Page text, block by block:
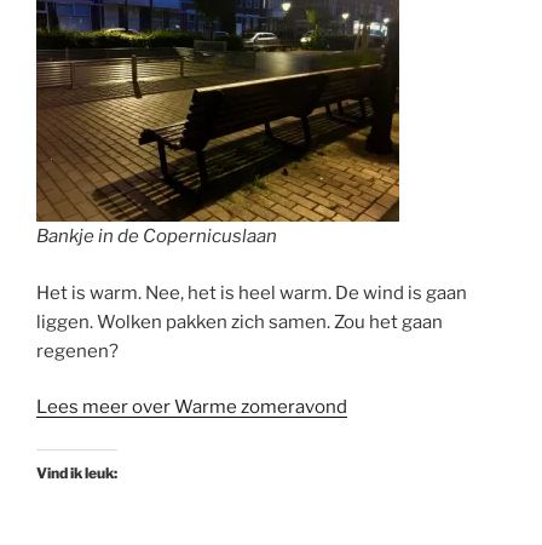
Bankje in de Copernicuslaan
Het is warm. Nee, het is heel warm. De wind is gaan
liggen. Wolken pakken zich samen. Zou het gaan
regenen?
Lees meer over Warme zomeravond
Vind ik leuk: